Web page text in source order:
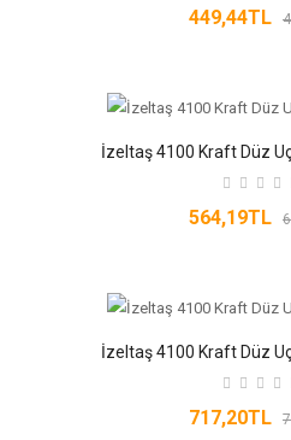
449,44TL
İzeltaş 4100 Kraft Düz
564,19TL
İzeltaş 4100 Kraft Düz
717,20TL